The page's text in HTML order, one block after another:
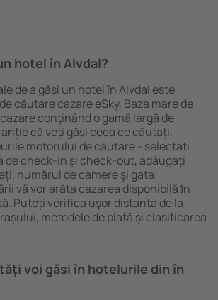
hotel în Alvdal?
de a găsi un hotel în Alvdal este
căutare cazare eSky. Baza mare de
conţinând o gamă largă de
că veți găsi ceea ce căutați.
motorului de căutare - selectați
de check-in și check-out, adăugați
numărul de camere şi gata!
vă vor arăta cazarea disponibilă ȋn
Puteți verifica uşor distanța de la
metodele de plată și clasificarea
voi găsi ȋn hotelurile din în